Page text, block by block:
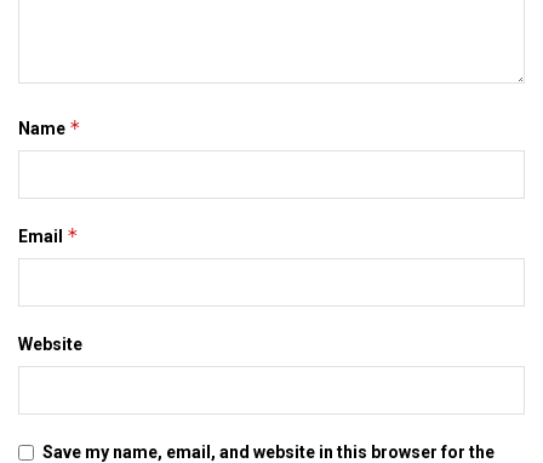
Name *
Email *
Website
Save my name, email, and website in this browser for the